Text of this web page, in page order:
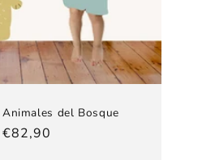
del Bosque
Precio
€82,90